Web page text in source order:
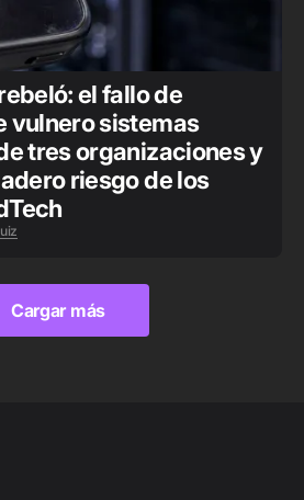
el fallo de
vulnero sistemas
tres organizaciones y
riesgo de los
Cargar más
Cargar más